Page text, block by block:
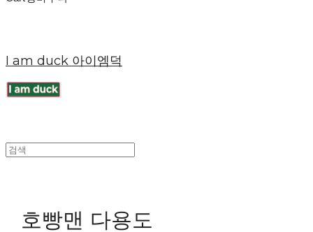
I am duck 아이엠덕
호빵맨 다용도